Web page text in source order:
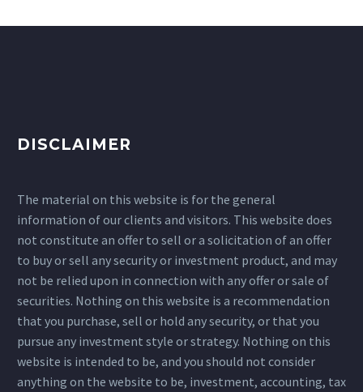
DISCLAIMER
The material on this website is for the general
information of our clients and visitors. This website does
not constitute an offer to sell or a solicitation of an offer
to buy or sell any security or investment product, and may
not be relied upon in connection with any offer or sale of
securities. Nothing on this website is a recommendation
that you purchase, sell or hold any security, or that you
pursue any investment style or strategy. Nothing on this
website is intended to be, and you should not consider
anything on the website to be, investment, accounting, tax